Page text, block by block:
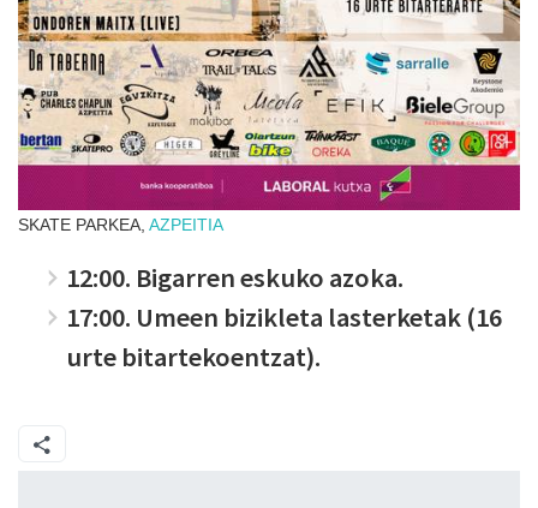
SKATE PARKEA, AZPEITIA
12:00. Bigarren eskuko azoka.
17:00. Umeen bizikleta lasterketak (16
urte bitartekoentzat).